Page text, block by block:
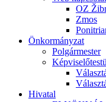
OZ
Zmos
Önkormányzat
Polgármester
Hivatal